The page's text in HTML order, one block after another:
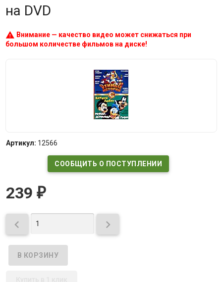
на DVD
warning Внимание — качество видео может снижаться при
большом количестве фильмов на диске!
Артикул: 12566
СООБЩИТЬ О ПОСТУПЛЕНИИ
239 ₽
 